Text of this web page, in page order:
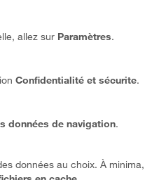
allez sur Paramètres.
Confidentialité et sécurite.
données de navigation.
données au choix. À minima,